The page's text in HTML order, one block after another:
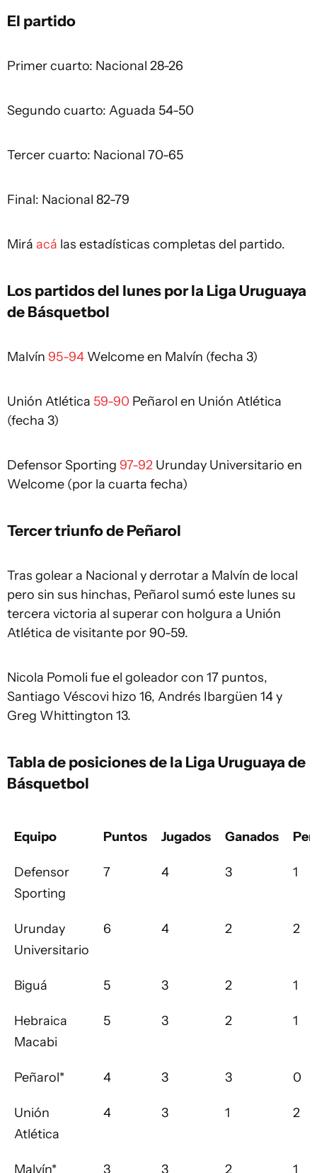
El partido
Primer cuarto: Nacional 28-26
Segundo cuarto: Aguada 54-50
Tercer cuarto: Nacional 70-65
Final: Nacional 82-79
Mirá acá las estadísticas completas del partido.
Los partidos del lunes por la Liga Uruguaya
de Básquetbol
Malvín 95-94 Welcome en Malvín (fecha 3)
Unión Atlética 59-90 Peñarol en Unión Atlética
(fecha 3)
Defensor Sporting 97-92 Urunday Universitario en
Welcome (por la cuarta fecha)
Tercer triunfo de Peñarol
Tras golear a Nacional y derrotar a Malvín de local
pero sin sus hinchas, Peñarol sumó este lunes su
tercera victoria al superar con holgura a Unión
Atlética de visitante por 90-59.
Nicola Pomoli fue el goleador con 17 puntos,
Santiago Véscovi hizo 16, Andrés Ibargüen 14 y
Greg Whittington 13.
Tabla de posiciones de la Liga Uruguaya de
Básquetbol
Equipo Puntos Jugados Ganados
Defensor
Sporting
7 4 3 1
Urunday
Universitario
6 4 2 2
Biguá 5 3 2 1
Hebraica
Macabi
5 3 2 1
Peñarol* 4 3 3 0
Unión
Atlética
4 3 1 2
Malvín* 3 3 2 1